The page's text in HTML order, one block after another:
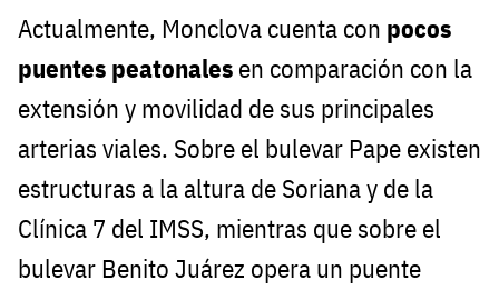
Actualmente, Monclova cuenta con pocos
puentes peatonales en comparación con la
extensión y movilidad de sus principales
arterias viales. Sobre el bulevar Pape existen
estructuras a la altura de Soriana y de la
Clínica 7 del IMSS, mientras que sobre el
bulevar Benito Juárez opera un puente